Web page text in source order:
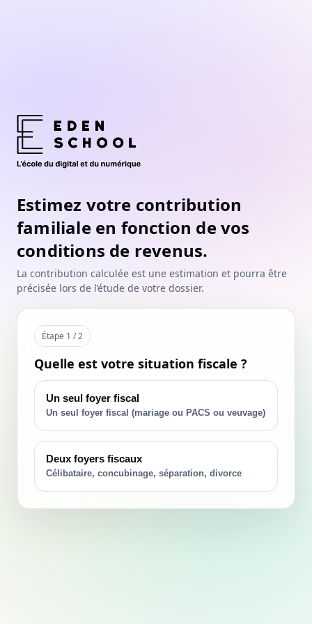
Estimez votre contribution
familiale en fonction de vos
conditions de revenus.
La contribution calculée est une estimation et pourra être
précisée lors de l’étude de votre dossier.
Étape 1 / 2
Quelle est votre situation fiscale ?
Un seul foyer fiscal
Un seul foyer fiscal (mariage ou PACS ou veuvage)
Deux foyers fiscaux
Célibataire, concubinage, séparation, divorce